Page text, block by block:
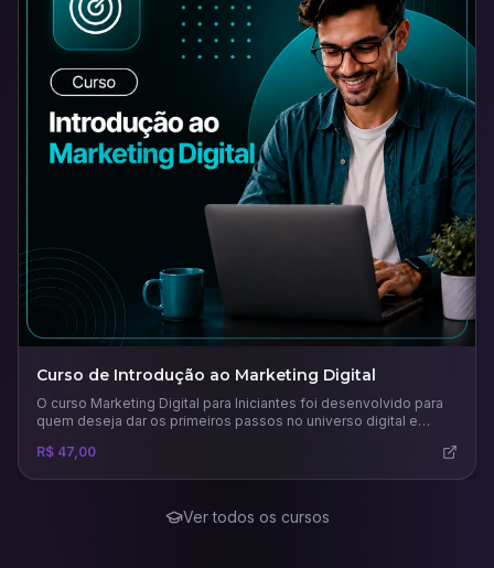
Curso de Introdução ao Marketing Digital
O curso Marketing Digital para Iniciantes foi desenvolvido para
quem deseja dar os primeiros passos no universo digital e
negócios e carreiras. Ao longo das aulas, o participante
campanhas eficazes.
R$ 47,00
Ver todos os cursos